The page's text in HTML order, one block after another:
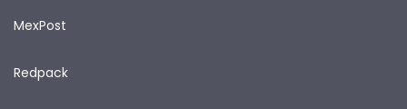
MexPost
Redpack